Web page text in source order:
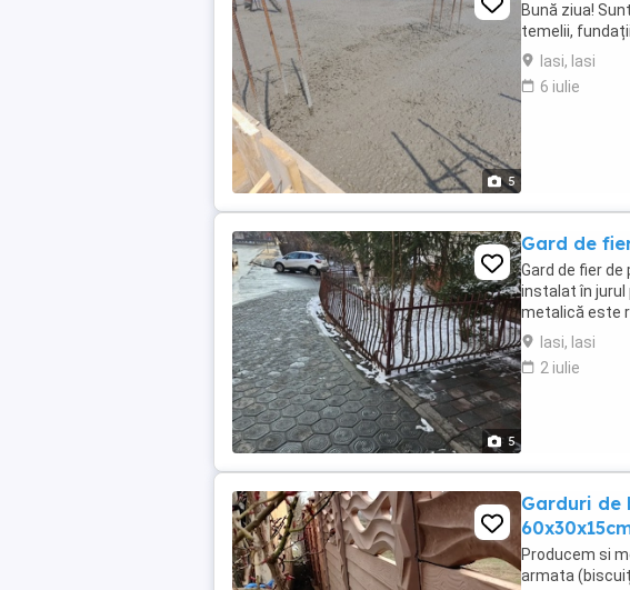
5
Bună ziua!
temelii,
Iasi, Iasi
6 iulie
5
Gard de
Gard de fier
instalat în jurul
metalică este
Iasi, Iasi
2 iulie
Garduri de
Producem si
armata